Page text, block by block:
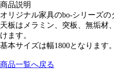
商品説明
オリジナル家具のbo-シリーズの
天板はメラミン、突板、無垢材
けます。
基本サイズは幅1800となります。
商品一覧へ戻る